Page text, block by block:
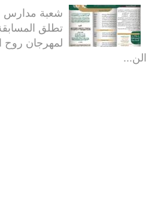
شعبة مدارس
تطلق
لمهرجان روح
الن...